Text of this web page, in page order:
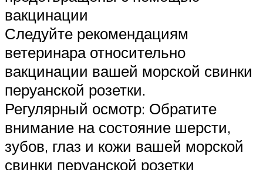
вакцинации
Следуйте рекомендациям
ветеринара относительно
вакцинации вашей морской свинки
перуанской розетки.
Регулярный осмотр: Обратите
внимание на состояние шерсти,
зубов, глаз и кожи вашей морской
свинки перуанской розетки